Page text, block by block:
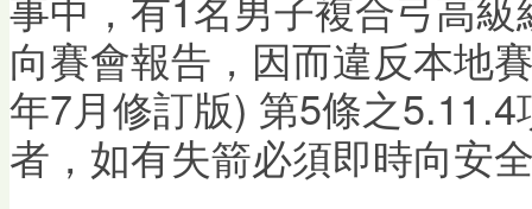
向賽會報告，因而違反本地
年7月修訂版) 第5條之
者，如有失箭必須即時向安